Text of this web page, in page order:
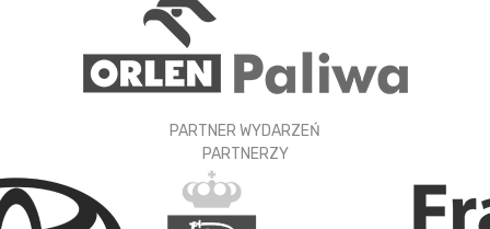
PARTNER WYDARZEŃ
PARTNERZY